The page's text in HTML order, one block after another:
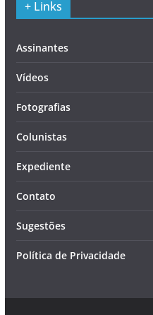
+ Links
Assinantes
Vídeos
Fotografias
Colunistas
Expediente
Contato
Sugestões
Política de Privacidade